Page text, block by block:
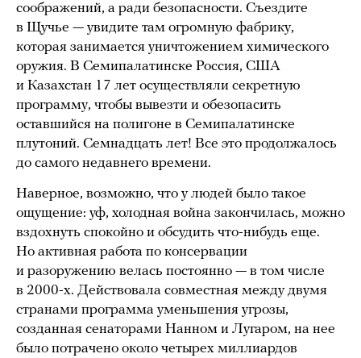
соображений, а ради безопасности. Съездите
в Щучье — увидите там огромную фабрику,
которая занимается уничтожением химического
оружия. В Семипалатинске Россия, США
и Казахстан 17 лет осуществляли секретную
программу, чтобы вывезти и обезопасить
оставшийся на полигоне в Семипалатинске
плутоний. Семнадцать лет! Все это продолжалось
до самого недавнего времени.
Наверное, возможно, что у людей было такое
ощущение: уф, холодная война закончилась, можно
вздохнуть спокойно и обсудить что-нибудь еще.
Но активная работа по консервации
и разоружению велась постоянно — в том числе
в 2000-х. Действовала совместная между двумя
странами программа уменьшения угрозы,
созданная сенаторами Нанном и Лугаром, на нее
было потрачено около четырех миллиардов